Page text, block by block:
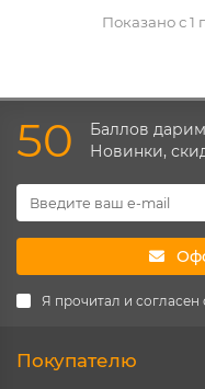
Показано с 1
50
Баллов
Новинки,
Я прочитал и согласен
Покупателю